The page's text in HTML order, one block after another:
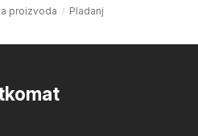
proizvoda Pladanj